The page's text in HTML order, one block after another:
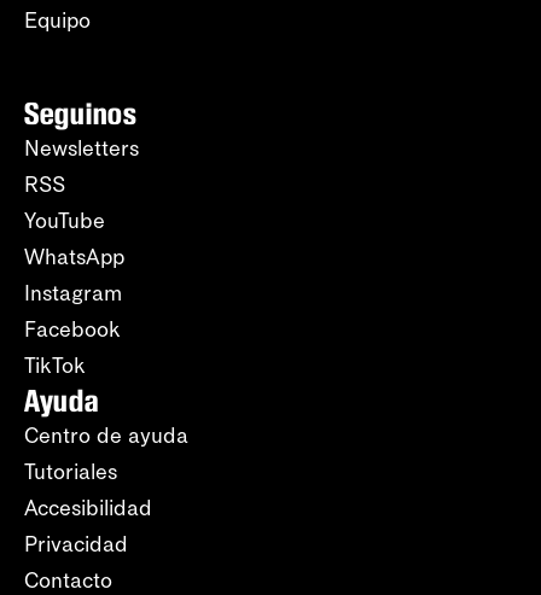
Equipo
Seguinos
Newsletters
RSS
YouTube
WhatsApp
Instagram
Facebook
TikTok
Ayuda
Centro de ayuda
Tutoriales
Accesibilidad
Privacidad
Contacto